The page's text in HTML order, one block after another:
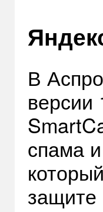
В
версии
спама
защите